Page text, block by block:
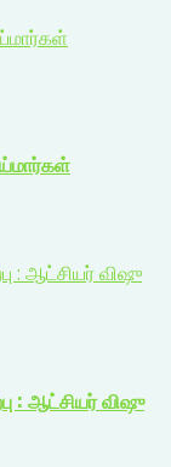
: ஆட்சியர் விஷு
: ஆட்சியர் விஷு